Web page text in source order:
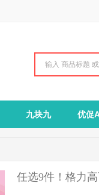
九块九 优促
任选9件！格力